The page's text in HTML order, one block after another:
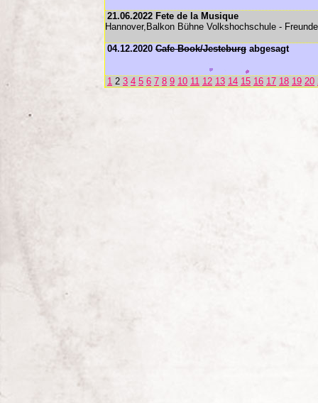
21.06.2022 Fete de la Musique
Hannover,Balkon Bühne Volkshochschule -
04.12.2020 Cafe Book/Jesteburg abgesagt
1 2 3 4 5 6 7 8 9 10 11 12 13 14 15 16 17 18 19 20